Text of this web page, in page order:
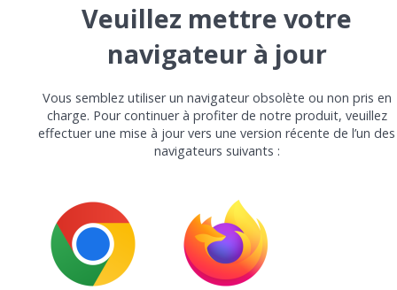
Veuillez mettre votre
navigateur à jour
Vous semblez utiliser un navigateur obsolète ou non pris en
charge. Pour continuer à profiter de notre produit, veuillez
effectuer une mise à jour vers une version récente de l’un des
navigateurs suivants :